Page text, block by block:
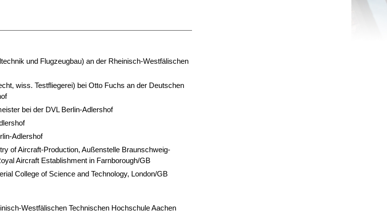
und Flugzeugbau) an der Rheinisch-Westfälischen
wiss. Testfliegerei) bei Otto Fuchs an der Deutschen
bei der DVL Berlin-Adlershof
Adlershof
of Aircraft-Production, Außenstelle Braunschweig-
Aircraft Establishment in Farnborough/GB
College of Science and Technology, London/GB
Westfälischen Technischen Hochschule Aachen